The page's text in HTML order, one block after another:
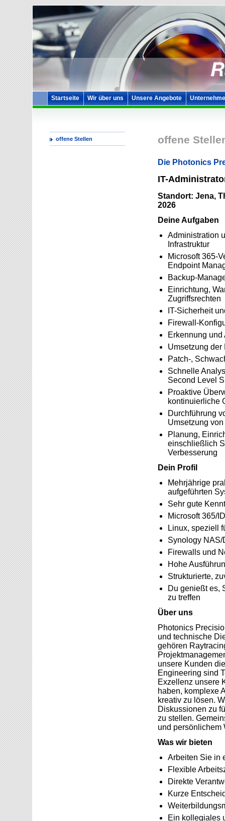
Startseite Wir über uns Unsere Angebote
offene Stellen offene
Die Photonics
IT-
Standort: Jena,
2026
Deine Aufgaben
Administration
Infrastruktur
Microsoft 365-
Endpoint
Backup-
Einrichtung,
Zugriffsrechten
IT-Sicherheit
Firewall-
Erkennung
Umsetzung
Patch-,
Schnelle
Second Level
Proaktive
kontinuierliche
Durchführung
Umsetzung
Planung,
einschließlich
Verbesserung
Dein Profil
Mehrjährige
aufgeführten
Sehr gute
Microsoft 365/
Linux, speziell
Synology NAS/
Firewalls und
Hohe
Strukturierte,
Du genießt es,
zu treffen
Über uns
Photonics
und technische
gehören
unsere Kunden
Engineering sind
Exzellenz unsere
haben, komplexe
kreativ zu lösen.
Diskussionen zu
zu stellen.
und persönlichem
Was wir bieten
Arbeiten Sie in
Flexible
Direkte
Kurze
Ein kollegiales